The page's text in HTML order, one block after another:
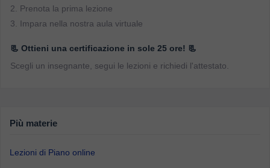
2. Prenota la prima lezione
3. Impara nella nostra aula virtuale
📃 Ottieni una certificazione in sole 25 ore! 📃
Scegli un insegnante, segui le lezioni e richiedi l'attestato.
Più materie
Lezioni di Piano online